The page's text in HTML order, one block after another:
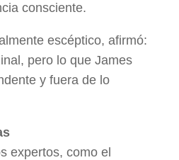
consciente.
escéptico, afirmó:
pero lo que James
y fuera de lo
expertos, como el